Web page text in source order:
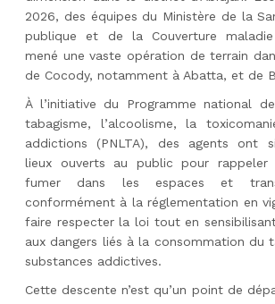
2026, des équipes du Ministère de la
publique et de la Couverture
mené une vaste opération de terrain
de Cocody, notamment à Abatta, et de
À l’initiative du Programme national
tabagisme, l’alcoolisme, la
addictions (PNLTA), des agents ont
lieux ouverts au public pour rappeler
fumer dans les espaces et
conformément à la réglementation en
faire respecter la loi tout en
aux dangers liés à la consommation du
substances addictives.
Cette descente n’est qu’un point de